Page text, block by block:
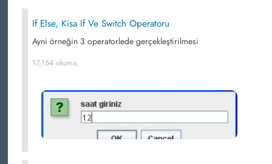
If Else, Kisa If Ve Switch Operatoru
Ayni örneğin 3 operatorlede gerçekleştirilmesi
17,154 okuma,